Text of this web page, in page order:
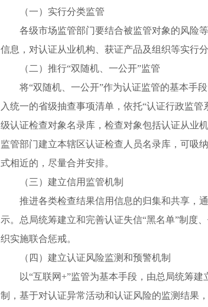
（一）实行分类监管
各级市场监管部门要结合被监管对象的风险等
信息，对认证从业机构、获证产品及组织等实行
（二）推行“双随机、一公开”监管
将“双随机、一公开”作为认证监管的基本手段
入统一的省级抽查事项清单，依托“认证行政监
级认证检查对象名录库，检查对象包括认证从业
监管部门建立本辖区认证检查人员名录库，可吸
式相近的，尽量合并安排。
（三）建立信用监管机制
推进各类检查结果信用信息的归集和共享，通
示。总局统筹建立和完善认证失信“黑名单”制度
织实施联合惩戒。
（四）建立认证风险监测和预警机制
以“互联网+”监管为基本手段，由总局统筹建
制，基于对认证异常活动和认证风险的监测结果